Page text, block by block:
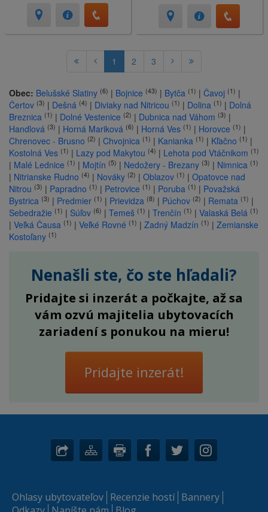
1 2 3
Obec: Belušské Slatiny (6) | Bojnice (43) | Bytča (1) | Čavoj (1) |
Čertov (3) | Dešná (4) | Diviaky nad Nitricou (1) | Dolina (1) | Dolná
Breznica (1) | Dolné Vestenice (2) | Dubnica nad Váhom (3) |
Handlová (3) | Horná Mariková (6) | Horná Ves (1) | Horovce (1) |
Chrenovec - Brusno (2) | Chvojnica (1) | Kanianka (1) | Kľačno (1) |
Kostolná Ves (1) | Lazy pod Makytou (4) | Lehota pod Vtáčnikom (1)
| Malé Lednice (1) | Mojtín (5) | Nedožery - Brezany (3) | Nimnica (1)
| Nitrianske Rudno (4) | Nováky (2) | Oblazov (1) | Opatovce nad
Nitrou (3) | Papradno (1) | Petrovice (1) | Poruba (1) | Považská
Bystrica (3) | Predmier (1) | Prievidza (8) | Púchov (2) | Remata (1) |
Sebedražie (1) | Súľov (6) | Temeš (1) | Trenčín (1) | Valaská Belá (1)
| Veľká Čausa (1) | Veľké Rovné (1) | Zadný Madzín (1) | Zemianske
Kostoľany (1)
Nenašli ste, čo ste hľadali?
Pridajte si inzerát a počkajte, až sa
vám ozvú majitelia ubytovacích
zariadení s ponukou na mieru!
Pridajte inzerát!
Ohlasy ubytovateľov Recenzie hostí Bannery